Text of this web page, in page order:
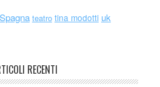
Spagna teatro tina modotti uk
RECENTI